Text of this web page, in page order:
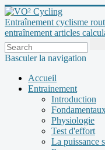
Entraînement cyclisme
entraînement articles
Basculer la navigation
Accueil
Entrainement
Introduction
Physiologie
Test d'effort
La puissance